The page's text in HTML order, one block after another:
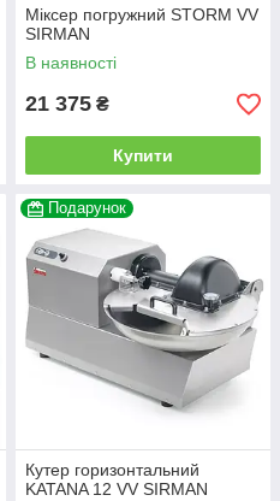
Міксер погружний STORM VV
SIRMAN
В наявності
21 375 ₴
Купити
Подарунок
Кутер горизонтальний
KATANA 12 VV SIRMAN